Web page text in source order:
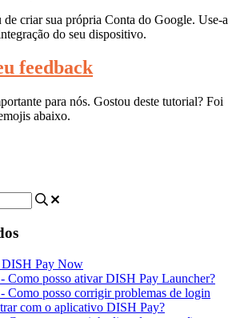
de criar sua própria Conta do Google. Use-a
do seu dispositivo.
feedback
para nós. Gostou deste tutorial? Foi
abaixo.
DISH Pay Now
Como posso ativar DISH Pay Launcher?
posso corrigir problemas de login
com o aplicativo DISH Pay?